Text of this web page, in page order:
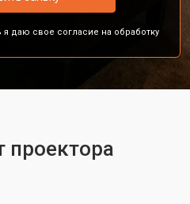
я даю свое согласие на обработку